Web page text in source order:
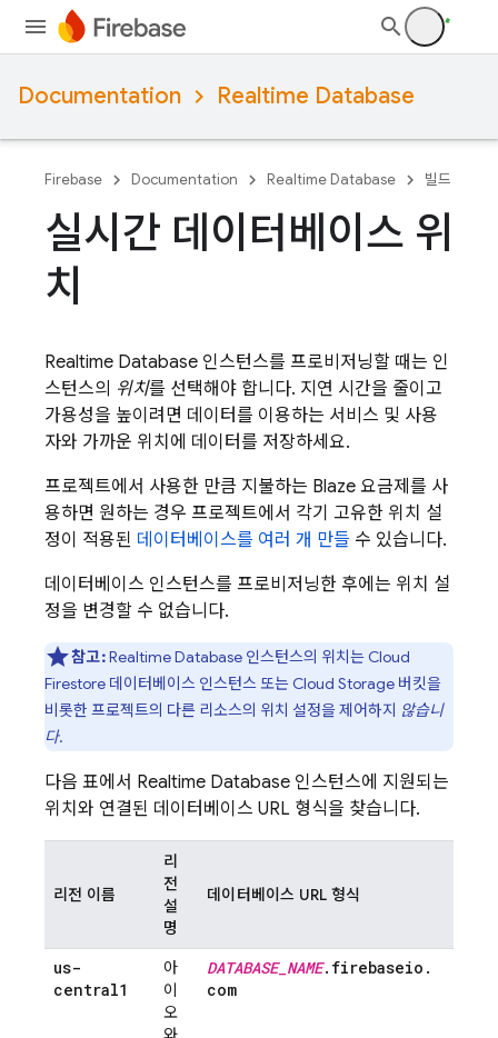
Documentation Realtime Database
Firebase Documentation Realtime Database 빌드
실시간 데이터베이스 위
치
Realtime Database 인스턴스를 프로비저닝할 때는 인
스턴스의 위치를 선택해야 합니다. 지연 시간을 줄이고
가용성을 높이려면 데이터를 이용하는 서비스 및 사용
자와 가까운 위치에 데이터를 저장하세요.
프로젝트에서 사용한 만큼 지불하는 Blaze 요금제를 사
용하면 원하는 경우 프로젝트에서 각기 고유한 위치 설
정이 적용된 데이터베이스를 여러 개 만들 수 있습니다.
데이터베이스 인스턴스를 프로비저닝한 후에는 위치 설
정을 변경할 수 없습니다.
참고:Realtime Database인스턴스의 위치는 Cloud
Firestore 데이터베이스 인스턴스 또는 Cloud Storage 버킷을
비롯한 프로젝트의 다른 리소스의 위치 설정을 제어하지 않습니
다.
다음 표에서 Realtime Database 인스턴스에 지원되는
위치와 연결된 데이터베이스 URL 형식을 찾습니다.
리전 이름
리
전
설
명
데이터베이스 URL 형식
us-
central1
아
이
오
DATABASE_ NAME. firebaseio .
com